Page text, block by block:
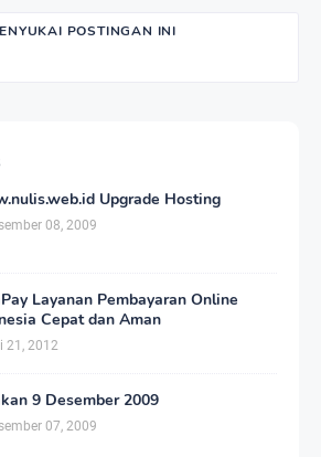
POSTINGAN INI
Upgrade Hosting
08, 2009
Layanan Pembayaran Online
Cepat dan Aman
21, 2012
9 Desember 2009
07, 2009